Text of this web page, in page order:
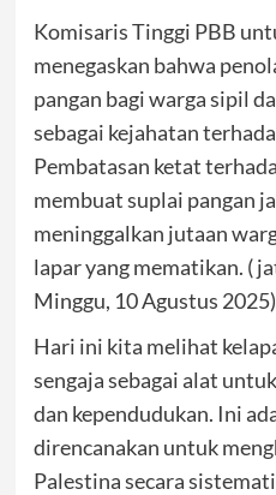
Komisaris Tinggi PBB
menegaskan bahwa
pangan bagi warga sipil
sebagai kejahatan
Pembatasan ketat
membuat suplai pangan
meninggalkan jutaan
lapar yang mematikan. (
Minggu, 10 Agustus
Hari ini kita melihat
sengaja sebagai alat
dan kependudukan. Ini
direncanakan untuk
Palestina secara